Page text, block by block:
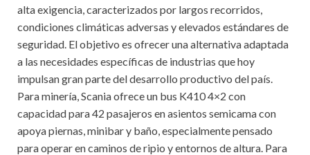
alta exigencia, caracterizados por largos recorridos,
condiciones climáticas adversas y elevados estándares de
seguridad. El objetivo es ofrecer una alternativa adaptada
a las necesidades específicas de industrias que hoy
impulsan gran parte del desarrollo productivo del país.
Para minería, Scania ofrece un bus K410 4×2 con
capacidad para 42 pasajeros en asientos semicama con
apoya piernas, minibar y baño, especialmente pensado
para operar en caminos de ripio y entornos de altura. Para